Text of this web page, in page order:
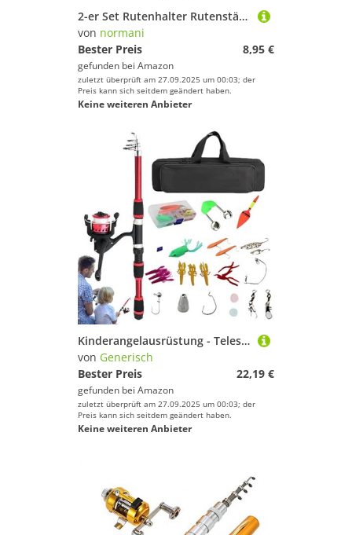
2-er Set Rutenhalter Rutenständer V-Auflage mit Schnurlaufkerbe - 75 cm - Aluminium Rostbeständig Langlebig - 2 Stück Angel- Kescherhalter Universell Einsetzbar Farbe Grün Größe 75 cm - 2 Stück
von normani
Bester Preis
8,95 €
gefunden bei Amazon
zuletzt überprüft am 27.09.2025 um 00:03; der
Preis kann sich seitdem geändert haben.
Keine weiteren Anbieter
Kinderangelausrüstung - Teleskop Angelruten Und Rolle | Kinderangel Starter Set | Teleskoprute | Angelrute Set Kinder Mit Angelrolle | Köder Und Tragetasche | Angel Zubehör Für Kinder | Spinnrolle Zu
von Generisch
Bester Preis
22,19 €
gefunden bei Amazon
zuletzt überprüft am 27.09.2025 um 00:03; der
Preis kann sich seitdem geändert haben.
Keine weiteren Anbieter